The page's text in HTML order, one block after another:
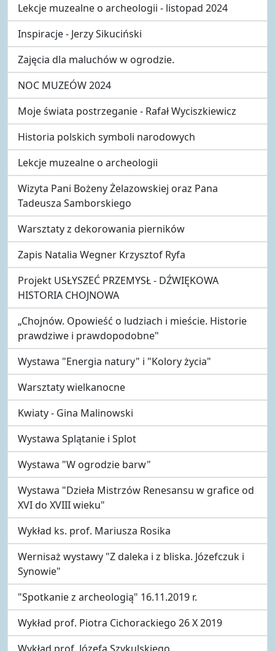
Lekcje muzealne o archeologii - listopad 2024
Inspiracje - Jerzy Sikuciński
Zajęcia dla maluchów w ogrodzie.
NOC MUZEÓW 2024
Moje świata postrzeganie - Rafał Wyciszkiewicz
Historia polskich symboli narodowych
Lekcje muzealne o archeologii
Wizyta Pani Bożeny Żelazowskiej oraz Pana
Tadeusza Samborskiego
Warsztaty z dekorowania pierników
Zapis Natalia Wegner Krzysztof Ryfa
Projekt USŁYSZEĆ PRZEMYSŁ - DŹWIĘKOWA
HISTORIA CHOJNOWA
„Chojnów. Opowieść o ludziach i mieście. Historie
prawdziwe i prawdopodobne"
Wystawa "Energia natury" i "Kolory życia"
Warsztaty wielkanocne
Kwiaty - Gina Malinowski
Wystawa Splątanie i Splot
Wystawa "W ogrodzie barw"
Wystawa "Dzieła Mistrzów Renesansu w grafice od
XVI do XVIII wieku"
Wykład ks. prof. Mariusza Rosika
Wernisaż wystawy "Z daleka i z bliska. Józefczuk i
Synowie"
"Spotkanie z archeologią" 16.11.2019 r.
Wykład prof. Piotra Cichorackiego 26 X 2019